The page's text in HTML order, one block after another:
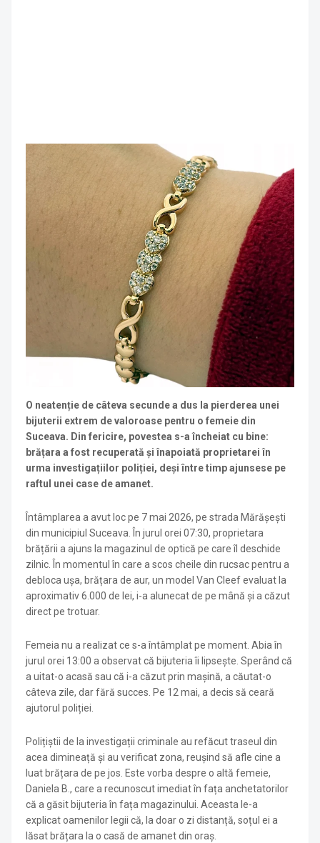
O neatenție de câteva secunde a dus la pierderea unei
bijuterii extrem de valoroase pentru o femeie din
Suceava. Din fericire, povestea s-a încheiat cu bine:
brățara a fost recuperată și înapoiată proprietarei în
urma investigațiilor poliției, deși între timp ajunsese pe
raftul unei case de amanet.
Întâmplarea a avut loc pe 7 mai 2026, pe strada Mărășești
din municipiul Suceava. În jurul orei 07:30, proprietara
brățării a ajuns la magazinul de optică pe care îl deschide
zilnic. În momentul în care a scos cheile din rucsac pentru a
debloca ușa, brățara de aur, un model Van Cleef evaluat la
aproximativ 6.000 de lei, i-a alunecat de pe mână și a căzut
direct pe trotuar.
Femeia nu a realizat ce s-a întâmplat pe moment. Abia în
jurul orei 13:00 a observat că bijuteria îi lipsește. Sperând că
a uitat-o acasă sau că i-a căzut prin mașină, a căutat-o
câteva zile, dar fără succes. Pe 12 mai, a decis să ceară
ajutorul poliției.
Polițiștii de la investigații criminale au refăcut traseul din
acea dimineață și au verificat zona, reușind să afle cine a
luat brățara de pe jos. Este vorba despre o altă femeie,
Daniela B., care a recunoscut imediat în fața anchetatorilor
că a găsit bijuteria în fața magazinului. Aceasta le-a
explicat oamenilor legii că, la doar o zi distanță, soțul ei a
lăsat brățara la o casă de amanet din oraș.